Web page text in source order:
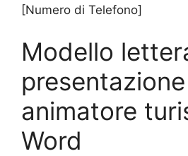
[Numero di Telefono]
Modello
presentazione
animatore
Word